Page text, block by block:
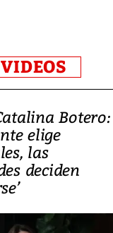
VIDEOS
Botero:
elige
las
deciden